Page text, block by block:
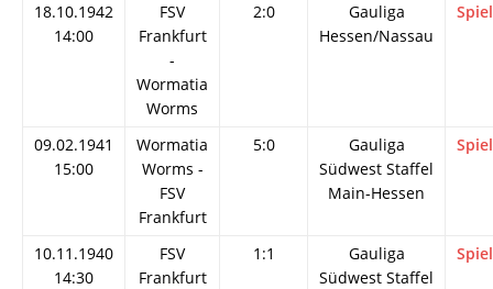
18.10.1942
14:00
FSV
Frankfurt
-
Wormatia
Worms
2:0
Gauliga
Hessen/Nassau
09.02.1941
15:00
Wormatia
Worms -
FSV
Frankfurt
5:0
Gauliga
Südwest Staffel
Main-Hessen
10.11.1940
14:30
FSV
Frankfurt
1:1
Gauliga
Südwest Staffel